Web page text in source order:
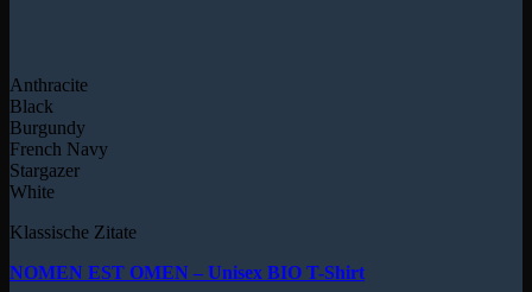
Anthracite
Black
Burgundy
French Navy
Stargazer
White
Klassische Zitate
NOMEN EST OMEN – Unisex BIO T-Shirt